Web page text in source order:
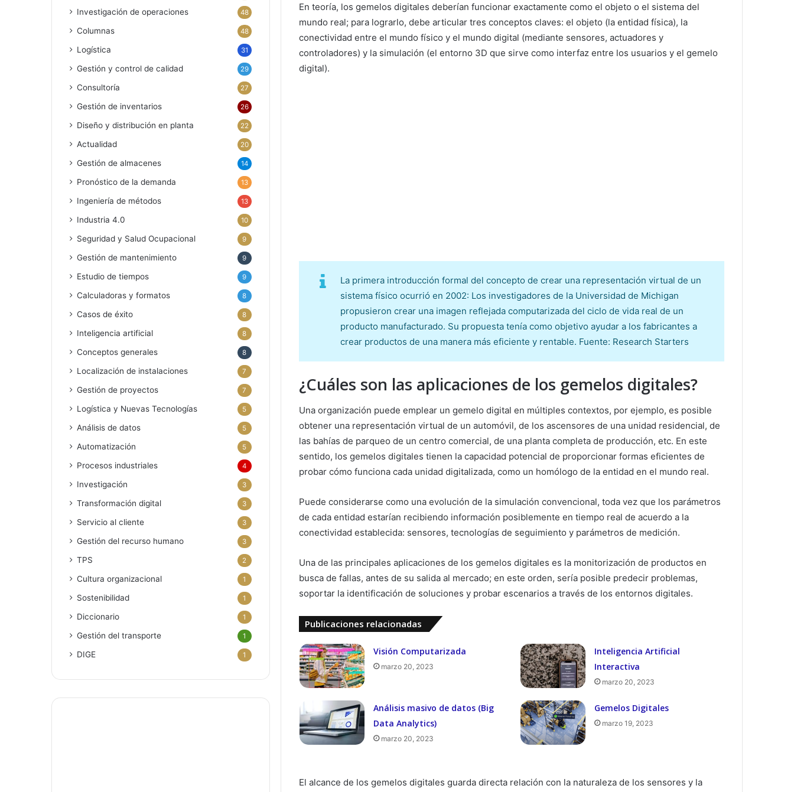
En teoría, los gemelos digitales deberían funcionar exactamente como el objeto o el sistema del
mundo real; para lograrlo, debe articular tres conceptos claves: el objeto (la entidad física), la
conectividad entre el mundo físico y el mundo digital (mediante sensores, actuadores y
controladores) y la simulación (el entorno 3D que sirve como interfaz entre los usuarios y el gemelo
digital).
La primera introducción formal del concepto de crear una representación virtual de un
sistema físico ocurrió en 2002: Los investigadores de la Universidad de Michigan
propusieron crear una imagen reflejada computarizada del ciclo de vida real de un
producto manufacturado. Su propuesta tenía como objetivo ayudar a los fabricantes a
crear productos de una manera más eficiente y rentable. Fuente: Research Starters
¿Cuáles son las aplicaciones de los gemelos digitales?
Una organización puede emplear un gemelo digital en múltiples contextos, por ejemplo, es posible
obtener una representación virtual de un automóvil, de los ascensores de una unidad residencial, de
las bahías de parqueo de un centro comercial, de una planta completa de producción, etc. En este
sentido, los gemelos digitales tienen la capacidad potencial de proporcionar formas eficientes de
probar cómo funciona cada unidad digitalizada, como un homólogo de la entidad en el mundo real.
Puede considerarse como una evolución de la simulación convencional, toda vez que los parámetros
de cada entidad estarían recibiendo información posiblemente en tiempo real de acuerdo a la
conectividad establecida: sensores, tecnologías de seguimiento y parámetros de medición.
Una de las principales aplicaciones de los gemelos digitales es la monitorización de productos en
busca de fallas, antes de su salida al mercado; en este orden, sería posible predecir problemas,
soportar la identificación de soluciones y probar escenarios a través de los entornos digitales.
Publicaciones relacionadas
Visión Computarizada
marzo 20, 2023
Inteligencia Artificial
Interactiva
marzo 20, 2023
Análisis masivo de datos (Big
Data Analytics)
marzo 20, 2023
Gemelos Digitales
marzo 19, 2023
El alcance de los gemelos digitales guarda directa relación con la naturaleza de los sensores y la
Investigación de operaciones 48
Columnas 48
Logística 31
Gestión y control de calidad 29
Consultoría 27
Gestión de inventarios 26
Diseño y distribución en planta 22
Actualidad 20
Gestión de almacenes 14
Pronóstico de la demanda 13
Ingeniería de métodos 13
Industria 4.0 10
Seguridad y Salud Ocupacional 9
Gestión de mantenimiento 9
Estudio de tiempos 9
Calculadoras y formatos 8
Casos de éxito 8
Inteligencia artificial 8
Conceptos generales 8
Localización de instalaciones 7
Gestión de proyectos 7
Logística y Nuevas Tecnologías 5
Análisis de datos 5
Automatización 5
Procesos industriales 4
Investigación 3
Transformación digital 3
Servicio al cliente 3
Gestión del recurso humano 3
TPS 2
Cultura organizacional 1
Sostenibilidad 1
Diccionario 1
Gestión del transporte 1
DIGE 1